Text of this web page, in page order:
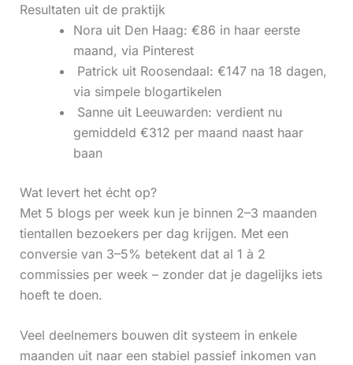
Resultaten uit de praktijk
Nora uit Den Haag: €86 in haar eerste
maand, via Pinterest
‍ Patrick uit Roosendaal: €147 na 18 dagen,
via simpele blogartikelen
‍ Sanne uit Leeuwarden: verdient nu
gemiddeld €312 per maand naast haar
baan
Wat levert het écht op?
Met 5 blogs per week kun je binnen 2–3 maanden
tientallen bezoekers per dag krijgen. Met een
conversie van 3–5% betekent dat al 1 à 2
commissies per week – zonder dat je dagelijks iets
hoeft te doen.
Veel deelnemers bouwen dit systeem in enkele
maanden uit naar een stabiel passief inkomen van